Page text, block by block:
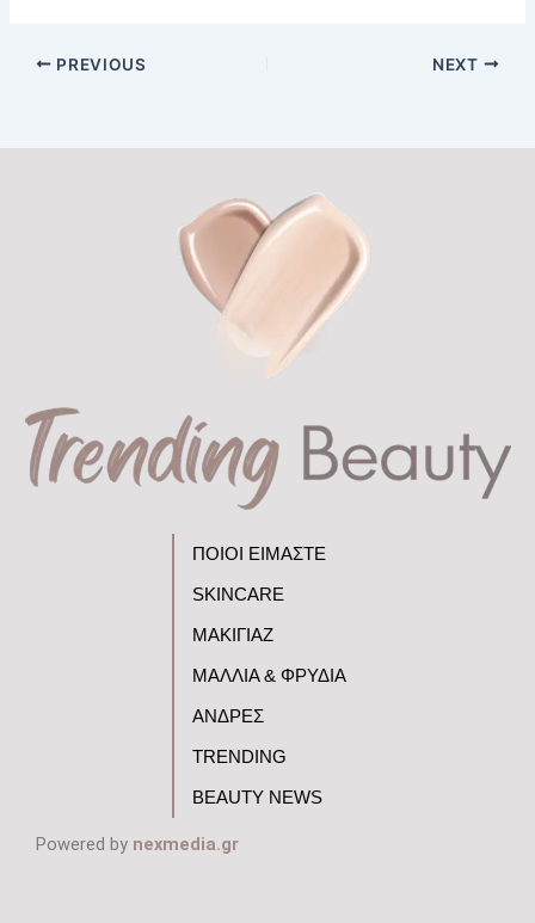
PREVIOUS NEXT
ΠΟΙΟΙ ΕΙΜΑΣΤΕ
SKINCARE
ΜΑΚΙΓΙΑΖ
ΜΑΛΛΙΑ & ΦΡΥΔΙΑ
ΑΝΔΡΕΣ
TRENDING
BEAUTY NEWS
Powered by nexmedia.gr